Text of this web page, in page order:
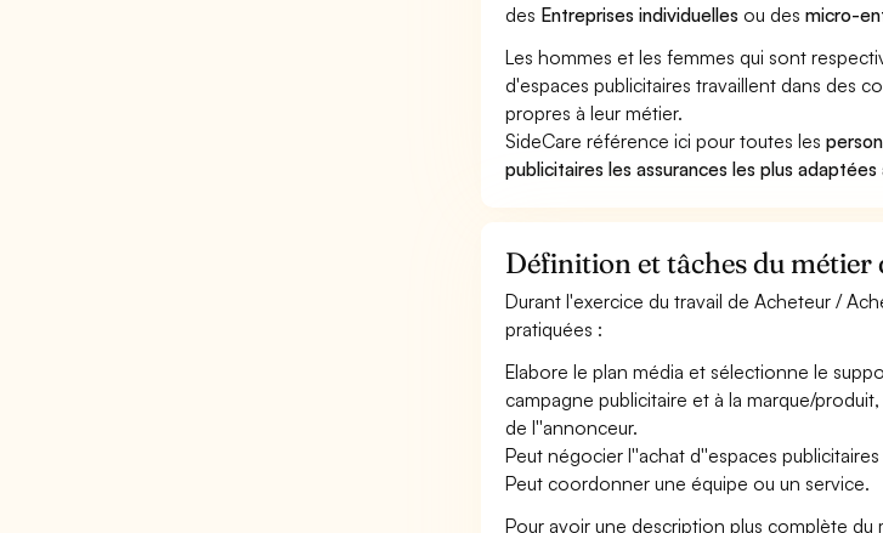
des Entreprises individuelles ou desmicro-
Les hommes et les femmes qui sont
d'espaces publicitaires travaillent dans des
propres à leur métier.
SideCare référence ici pour toutes les
publicitaires les assurances les plus adaptées
Définition et tâches du métier
Durant l'exercice du travail de Acheteur /
pratiquées :
Elabore le plan média et sélectionne le
campagne publicitaire et à la marque/
de l''annonceur.
Peut négocier l''achat d''espaces
Peut coordonner une équipe ou un service.
Pour avoir une description plus complète